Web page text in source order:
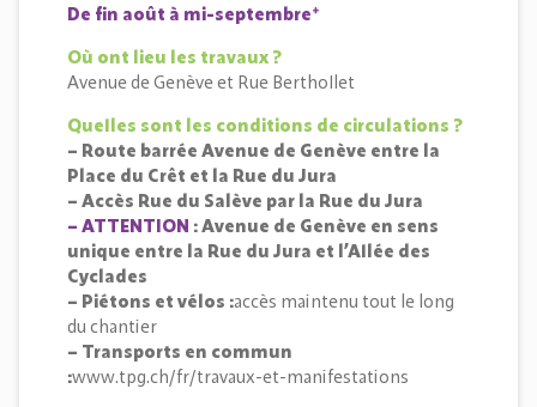
De fin août à mi-septembre*
Où ont lieu les travaux ?
Avenue de Genève et Rue Berthollet
Quelles sont les conditions de circulations ?
– Route barrée Avenue de Genève entre la
Place du Crêt et la Rue du Jura
– Accès Rue du Salève par la Rue du Jura
– ATTENTION : Avenue de Genève en sens
unique entre la Rue du Jura et l’Allée des
Cyclades
– Piétons et vélos :accès maintenu tout le long
du chantier
– Transports en commun
:www.tpg.ch/fr/travaux-et-manifestations